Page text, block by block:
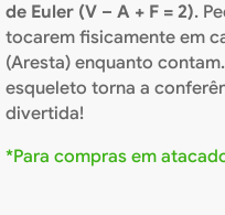
de Euler (V – A + F = 2).
tocarem fisicamente em
(Aresta) enquanto
esqueleto torna a
divertida!
*Para compras em